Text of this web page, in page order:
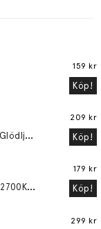
159 kr
Köp!
D
immer För Vägguttag LED 3-24W Glödljus 30-200W
209 kr
Köp!
L
ight Engine LED Bulb 3,6W (=33W) 2700K G9 Lightly Frosted
179 kr
Köp!
299 kr